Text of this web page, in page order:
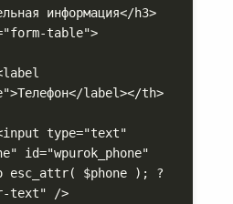
label></th>
id="wpurok_phone"
esc_attr( $phone ); ?
text" />